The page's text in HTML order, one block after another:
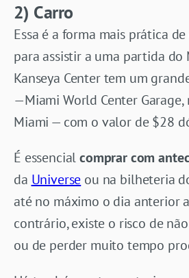
2) Carro
Essa é a forma mais prática
para assistir a uma partida do
Kanseya Center tem um
—Miami World Center Garage,
Miami — com o valor de $28
É essencialcomprar com
da Universe ou na bilheteria
até no máximo o dia anterior
contrário, existe o risco de
ou de perder muito tempo